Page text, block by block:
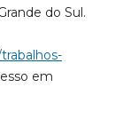
do Sul.
em